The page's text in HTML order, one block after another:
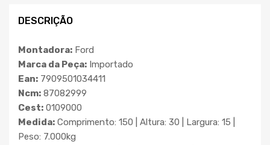
DESCRIÇÃO
Montadora: Ford
Marca da Peça: Importado
Ean: 7909501034411
Ncm: 87082999
Cest: 0109000
Medida: Comprimento: 150 | Altura: 30 | Largura: 15 |
Peso: 7.000kg